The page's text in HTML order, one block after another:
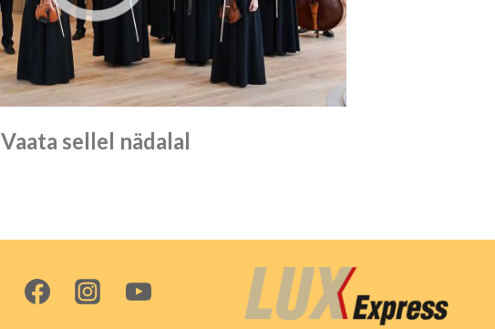
Vaata sellel nädalal